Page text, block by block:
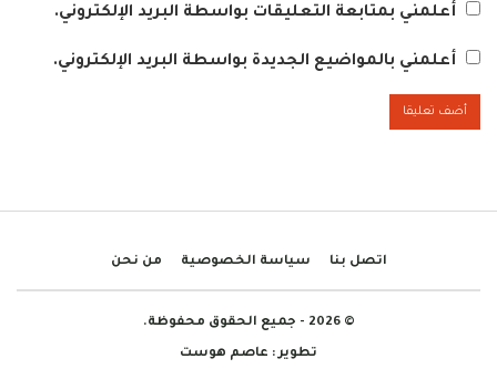
أعلمني بمتابعة التعليقات بواسطة البريد الإلكتروني.
أعلمني بالمواضيع الجديدة بواسطة البريد الإلكتروني.
اتصل بنا سياسة الخصوصية من نحن
© 2026 - جميع الحقوق محفوظة.
تطوير : عاصم هوست